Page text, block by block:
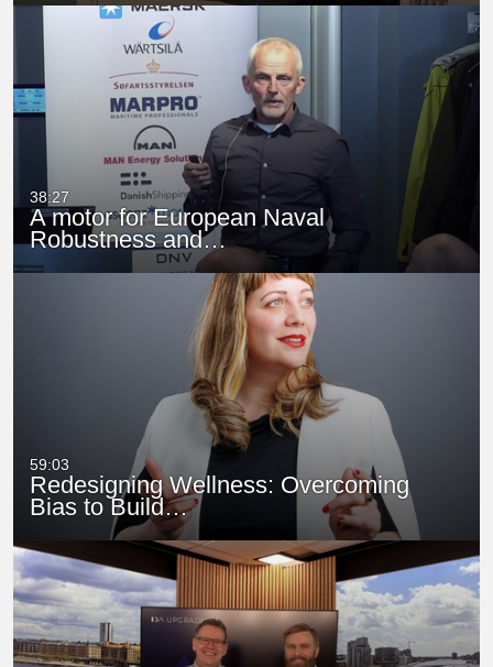
38:27
A motor for European Naval
Robustness and…
59:03
Redesigning Wellness: Overcoming
Bias to Build…